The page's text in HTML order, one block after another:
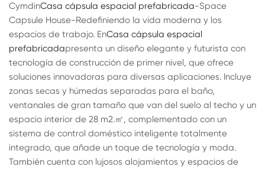
CymdinCasa cápsula espacial prefabricada-Space
Capsule House-Redefiniendo la vida moderna y los
espacios de trabajo. EnCasa cápsula espacial
prefabricadapresenta un diseño elegante y futurista con
tecnología de construcción de primer nivel, que ofrece
soluciones innovadoras para diversas aplicaciones. Incluye
zonas secas y húmedas separadas para el baño,
ventanales de gran tamaño que van del suelo al techo y un
espacio interior de 28 m2.㎡, complementado con un
sistema de control doméstico inteligente totalmente
integrado, que añade un toque de tecnología y moda.
También cuenta con lujosos alojamientos y espacios de